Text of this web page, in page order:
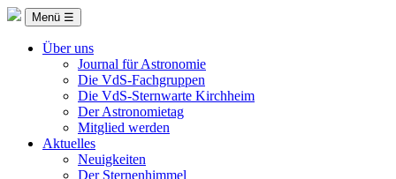
Menü ☰
Über uns
Journal für Astronomie
Die VdS-Fachgruppen
Die VdS-Sternwarte Kirchheim
Der Astronomietag
Mitglied werden
Aktuelles
Neuigkeiten
Der Sternenhimmel